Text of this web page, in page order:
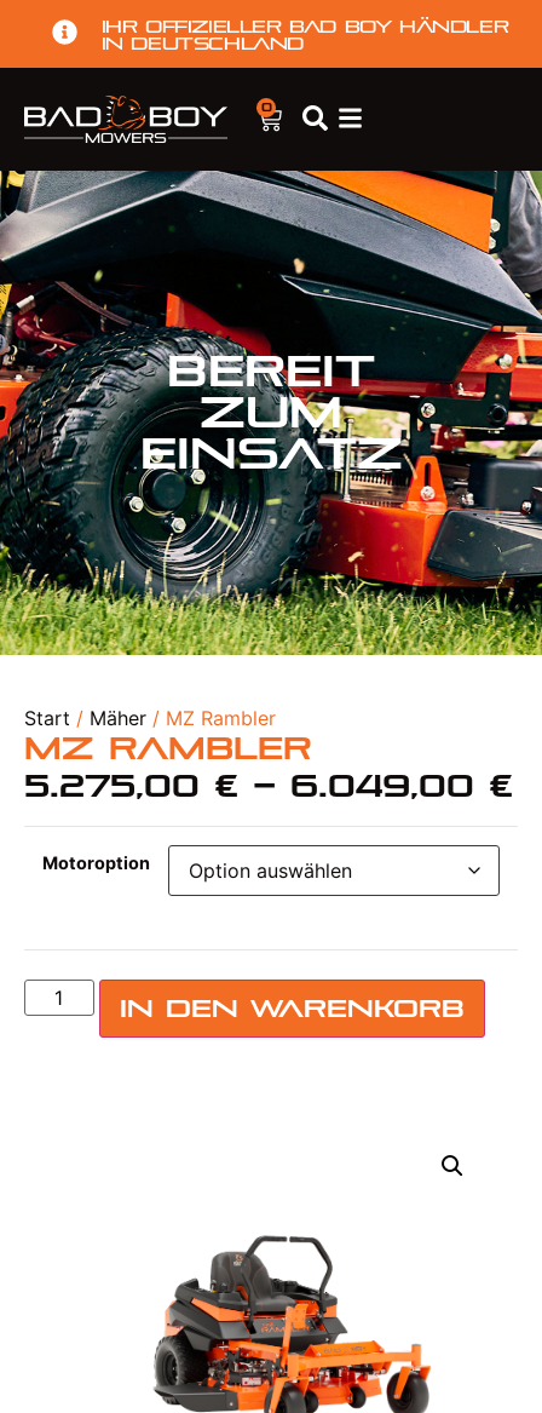
Ihr offizieller Bad Boy Händler
in Deutschland
0
BEREIT
ZUM
EINSATZ
Start / Mäher / MZ Rambler
MZ Rambler
5.275,00 € – 6.049,00 €
Motoroption
In den Warenkorb